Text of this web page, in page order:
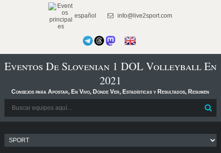
español info@live2sport.com
Eventos De Slovenian 1 DOL Volleyball En
2021
Consejos para Apostar, En Vivo, Dónde Ver, Estadísticas y Resultados, Resumen